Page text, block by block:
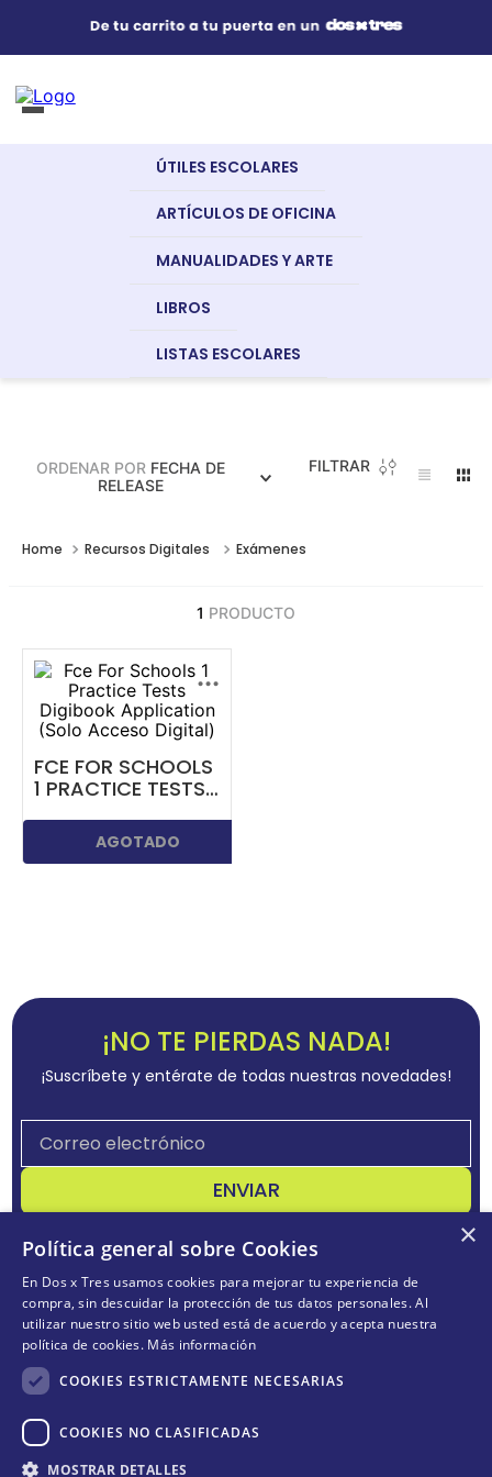
Útiles Escolares
Artículos de Oficina
Manualidades y Arte
Recursos Digitales
ÚTILES ESCOLARES
ARTÍCULOS DE OFICINA
MANUALIDADES Y ARTE
LIBROS
LISTAS ESCOLARES
ORDENAR POR FECHA DE
RELEASE
FILTRAR
Recursos Digitales Exámenes
1 PRODUCTO
...
FCE FOR SCHOOLS
1 PRACTICE TESTS
APPLICATION
(SOLO ACCESO
AGOTADO
¡NO TE PIERDAS NADA!
¡Suscríbete y entérate de todas nuestras novedades!
ENVIAR
CONÓCENOS
POLÍTICAS
TE AYUDAMOS
×
Política general sobre Cookies
En Dos x Tres usamos cookies para mejorar tu experiencia de
compra, sin descuidar la protección de tus datos personales. Al
utilizar nuestro sitio web usted está de acuerdo y acepta nuestra
política de cookies. Más información
COOKIES ESTRICTAMENTE NECESARIAS
COOKIES NO CLASIFICADAS
MOSTRAR DETALLES